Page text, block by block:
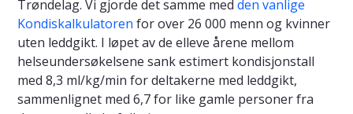
Trøndelag. Vi gjorde det samme med den vanlige
Kondiskalkulatoren for over 26 000 menn og kvinner
uten leddgikt. I løpet av de elleve årene mellom
helseundersøkelsene sank estimert kondisjonstall
med 8,3 ml/kg/min for deltakerne med leddgikt,
sammenlignet med 6,7 for like gamle personer fra